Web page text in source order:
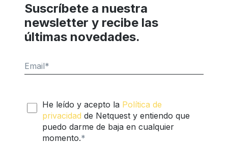
Suscríbete a nuestra
newsletter y recibe las
últimas novedades.
Email*
He leído y acepto la Política de
privacidad de Netquest y entiendo que
puedo darme de baja en cualquier
momento.*